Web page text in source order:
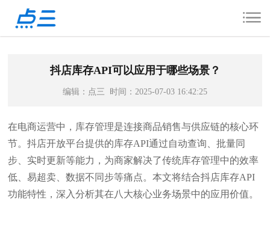
抖店库存API可以应用于哪些场景？
编辑：点三 时间：2025-07-03 16:42:25
在电商运营中，库存管理是连接商品销售与供应链的核心环
节。抖店开放平台提供的库存API通过自动查询、批量同
步、实时更新等能力，为商家解决了传统库存管理中的效率
低、易超卖、数据不同步等痛点。本文将结合抖店库存API
功能特性，深入分析其在八大核心业务场景中的应用价值。